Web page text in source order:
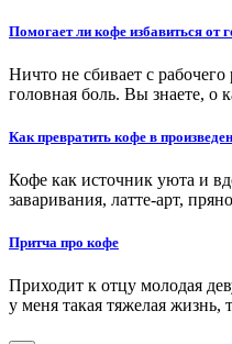
Помогает ли кофе избавиться от
Ничто не сбивает с
головная боль. Вы знаете,
Как превратить кофе в
Кофе как источник уюта и
заваривания, латте-арт,
Притча про кофе
Приходит к отцу молодая
у меня такая тяжелая жизнь,